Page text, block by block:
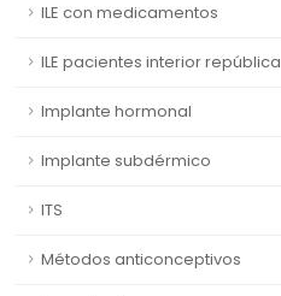
ILE con medicamentos
ILE pacientes interior república
Implante hormonal
Implante subdérmico
ITS
Métodos anticonceptivos